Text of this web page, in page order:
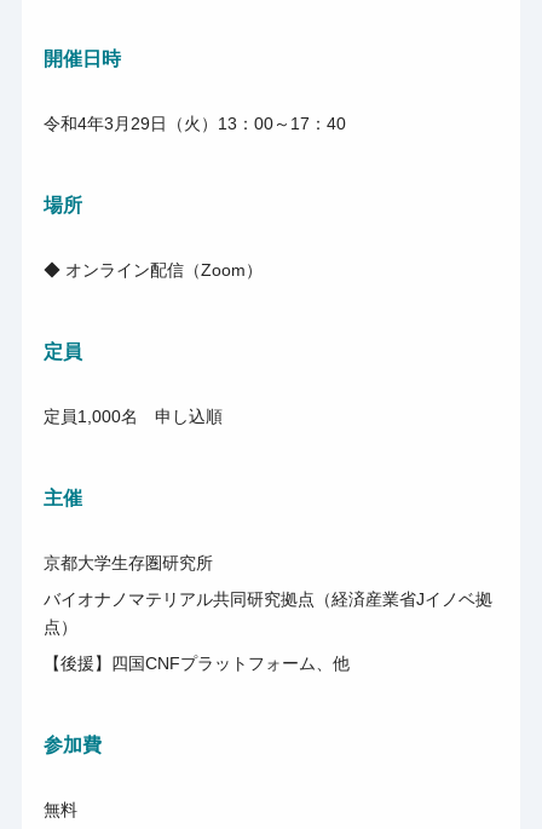
開催日時
令和4年3月29日（火）13：00～17：40
場所
◆ オンライン配信（Zoom）
定員
定員1,000名 申し込順
主催
京都大学生存圏研究所
バイオナノマテリアル共同研究拠点（経済産業省Jイノベ拠
点）
【後援】四国CNFプラットフォーム、他
参加費
無料